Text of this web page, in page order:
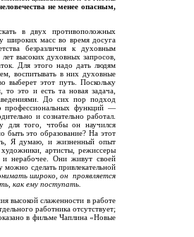
не менее опасным,
в двух противоположных
широких масс во время досуга
безразличия к духовным
высоких духовных запросов,
Для этого надо дать людям
воспитывать в них духовные
выберет этот путь. Поскольку
то это и есть та новая задача,
До сих пор подход
профессиональных функций —
и сознательно работал.
для того, чтобы он научился
быть это образование? На этот
Я думаю, и жизненный опыт
художники, артисты, режиссеры
нерабочее. Они живут своей
сделать привлекательной
широко, он проявляется
как ему поступать.
высокой слаженности в работе
работника отсутствует;
в фильме Чаплина «Новые